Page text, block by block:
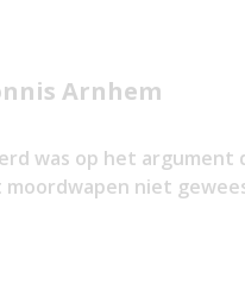
Arnhem
was op het argument
niet